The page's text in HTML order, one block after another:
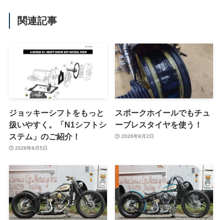
関連記事
ジョッキーシフトをもっと
扱いやすく。「N1シフトシ
ステム」のご紹介！
2026年8月5日
スポークホイールでもチュ
ーブレスタイヤを使う！
2026年8月2日